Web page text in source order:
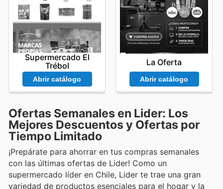
Supermercado El
Trébol
Abrir catálogo
La Oferta
Abrir catálogo
Ofertas Semanales en Lider: Los
Mejores Descuentos y Ofertas por
Tiempo Limitado
¡Prepárate para ahorrar en tus compras semanales
con las últimas ofertas de Lider! Como un
supermercado líder en Chile, Lider te trae una gran
variedad de productos esenciales para el hogar y la